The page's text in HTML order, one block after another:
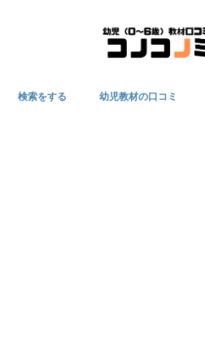
検索をする 幼児教材の口コミ